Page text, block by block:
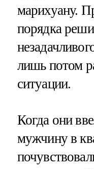
марихуану.
порядка
лишь потом
ситуации.
Когда они
мужчину в